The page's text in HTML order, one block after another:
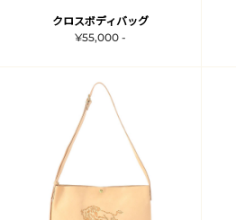
クロスボディバッグ
¥55,000 -